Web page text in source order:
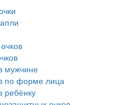
мужчине
по форме лица
ребёнку